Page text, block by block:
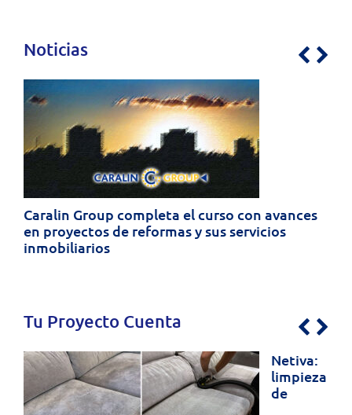
Noticias
Caralin Group completa el curso con avances
en proyectos de reformas y sus servicios
inmobiliarios
Tu Proyecto Cuenta
Netiva:
limpieza
de